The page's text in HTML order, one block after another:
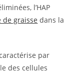
l’HAP
de graisse dans la
par
des cellules